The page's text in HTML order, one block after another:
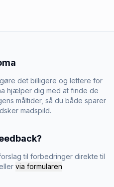
det billigere og lettere for
hjælper dig med at finde de
måltider, så du både sparer
madspild.
til forbedringer direkte til
via formularen